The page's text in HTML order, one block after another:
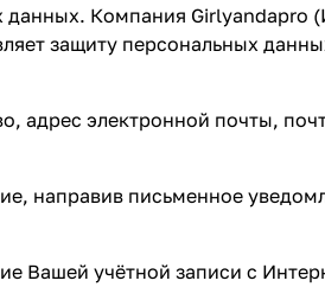
данных. Компания Girlyandapro
защиту персональных
адрес электронной почты,
направив письменное
Вашей учётной записи с